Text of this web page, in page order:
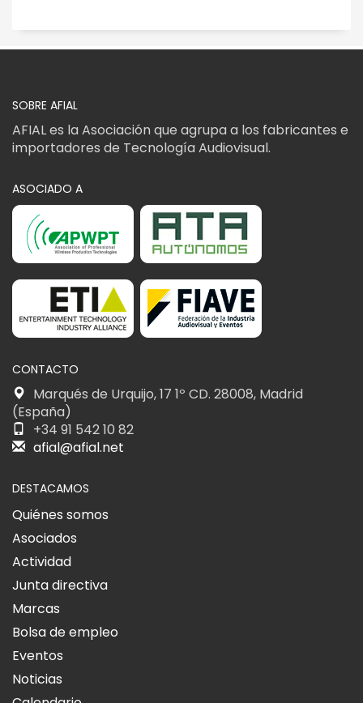
SOBRE AFIAL
AFIAL es la Asociación que agrupa a los fabricantes e
importadores de Tecnología Audiovisual.
ASOCIADO A
CONTACTO
Marqués de Urquijo, 17 1º CD. 28008, Madrid
(España)
+34 91 542 10 82
afial@afial.net
DESTACAMOS
Quiénes somos
Asociados
Actividad
Junta directiva
Marcas
Bolsa de empleo
Eventos
Noticias